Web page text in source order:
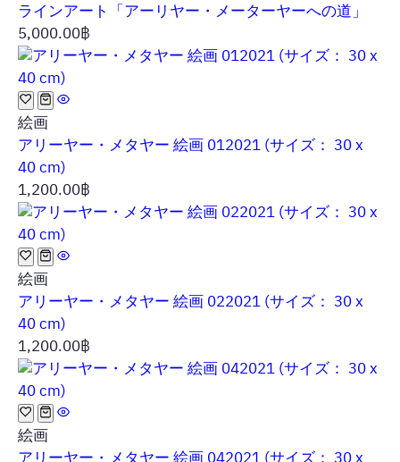
ラインアート「アーリヤー・メーターヤーへの道」
5,000.00฿
絵画
アリーヤー・メタヤー 絵画 012021 (サイズ： 30 x
40 cm)
1,200.00฿
絵画
アリーヤー・メタヤー 絵画 022021 (サイズ： 30 x
40 cm)
1,200.00฿
絵画